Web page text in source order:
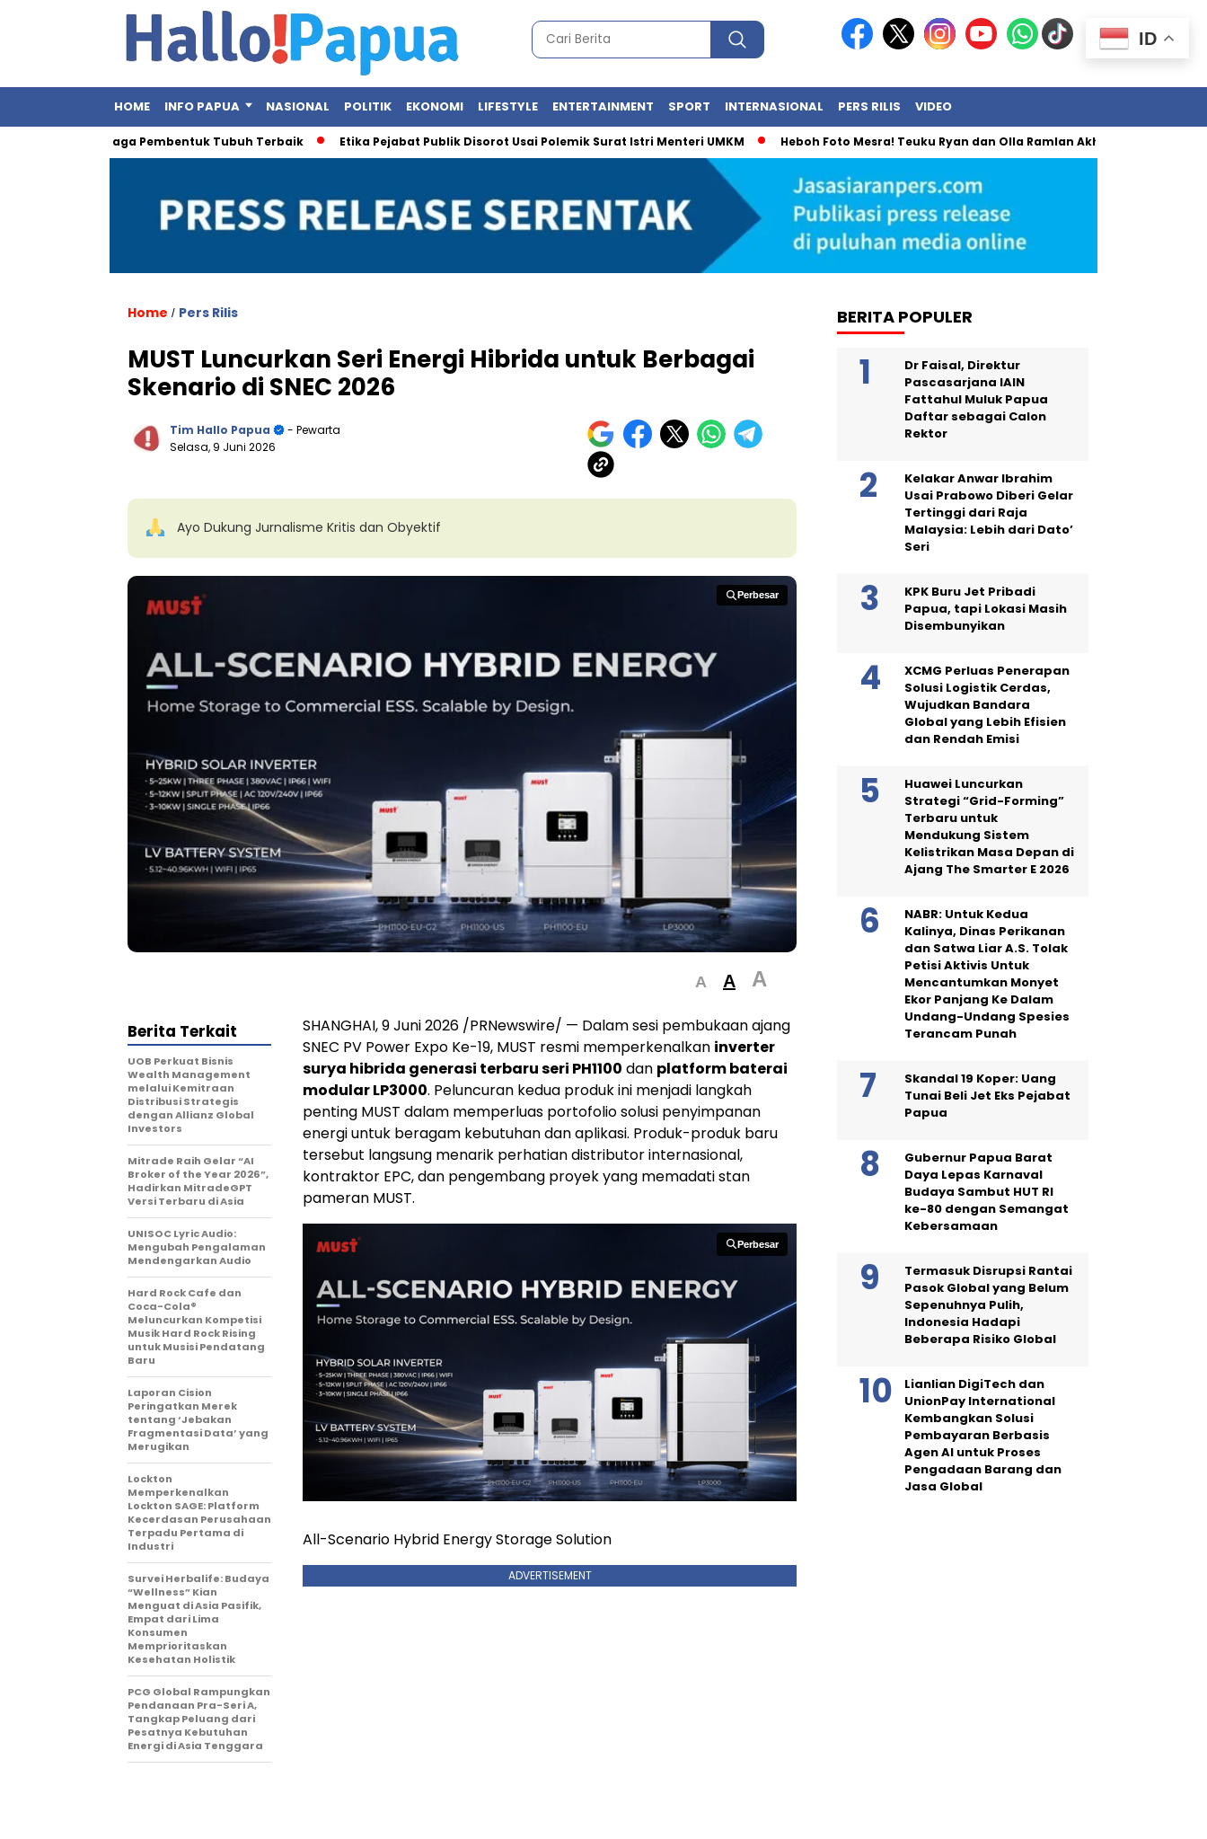
HOME INFO PAPUA NASIONAL POLITIK EKONOMI LIFESTYLE ENTERTAINMENT SPORT INTERNASIONAL PERS RILIS VIDEO
Ini Olahraga Pembentuk Tubuh Terbaik Etika Pejabat Publik Disorot Usai Polemik Surat Istri Menteri UMKM Heboh Foto Mesra! Teuku Ryan dan Olla Ramlan Akhirnya Angkat Bicara
Home / Pers Rilis
MUST Luncurkan Seri Energi Hibrida untuk Berbagai
Skenario di SNEC 2026
Tim Hallo Papua
- Pewarta
Selasa, 9 Juni 2026
Ayo Dukung Jurnalisme Kritis dan Obyektif
Perbesar
Perbesar
A A A
SHANGHAI, 9 Juni 2026 /PRNewswire/ — Dalam sesi pembukaan ajang
SNEC PV Power Expo Ke-19, MUST resmi memperkenalkan inverter
surya hibrida generasi terbaru seri PH1100 dan platform baterai
modular LP3000. Peluncuran kedua produk ini menjadi langkah
penting MUST dalam memperluas portofolio solusi penyimpanan
energi untuk beragam kebutuhan dan aplikasi. Produk-produk baru
tersebut langsung menarik perhatian distributor internasional,
kontraktor EPC, dan pengembang proyek yang memadati stan
pameran MUST.
Perbesar
Perbesar
All-Scenario Hybrid Energy Storage Solution
ADVERTISEMENT
Berita Terkait
UOB Perkuat Bisnis
Wealth Management
melalui Kemitraan
Distribusi Strategis
dengan Allianz Global
Investors
Mitrade Raih Gelar “AI
Broker of the Year 2026”,
Hadirkan MitradeGPT
Versi Terbaru di Asia
UNISOC Lyric Audio:
Mengubah Pengalaman
Mendengarkan Audio
Hard Rock Cafe dan
Coca-Cola®
Meluncurkan Kompetisi
Musik Hard Rock Rising
untuk Musisi Pendatang
Baru
Laporan Cision
Peringatkan Merek
tentang ‘Jebakan
Fragmentasi Data’ yang
Merugikan
Lockton
Memperkenalkan
Lockton SAGE: Platform
Kecerdasan Perusahaan
Terpadu Pertama di
Industri
Survei Herbalife: Budaya
“Wellness” Kian
Menguat di Asia Pasifik,
Empat dari Lima
Konsumen
Memprioritaskan
Kesehatan Holistik
PCG Global Rampungkan
Pendanaan Pra-Seri A,
Tangkap Peluang dari
Pesatnya Kebutuhan
Energi di Asia Tenggara
BERITA POPULER
Dr Faisal, Direktur
Pascasarjana IAIN
Fattahul Muluk Papua
Daftar sebagai Calon
Rektor
Kelakar Anwar Ibrahim
Usai Prabowo Diberi Gelar
Tertinggi dari Raja
Malaysia: Lebih dari Dato’
Seri
KPK Buru Jet Pribadi
Papua, tapi Lokasi Masih
Disembunyikan
XCMG Perluas Penerapan
Solusi Logistik Cerdas,
Wujudkan Bandara
Global yang Lebih Efisien
dan Rendah Emisi
Huawei Luncurkan
Strategi “Grid-Forming”
Terbaru untuk
Mendukung Sistem
Kelistrikan Masa Depan di
Ajang The Smarter E 2026
NABR: Untuk Kedua
Kalinya, Dinas Perikanan
dan Satwa Liar A.S. Tolak
Petisi Aktivis Untuk
Mencantumkan Monyet
Ekor Panjang Ke Dalam
Undang-Undang Spesies
Terancam Punah
Skandal 19 Koper: Uang
Tunai Beli Jet Eks Pejabat
Papua
Gubernur Papua Barat
Daya Lepas Karnaval
Budaya Sambut HUT RI
ke-80 dengan Semangat
Kebersamaan
Termasuk Disrupsi Rantai
Pasok Global yang Belum
Sepenuhnya Pulih,
Indonesia Hadapi
Beberapa Risiko Global
Lianlian DigiTech dan
UnionPay International
Kembangkan Solusi
Pembayaran Berbasis
Agen AI untuk Proses
Pengadaan Barang dan
Jasa Global
ID